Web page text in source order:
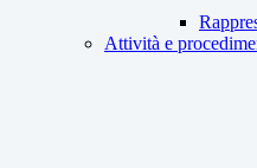
Attività e